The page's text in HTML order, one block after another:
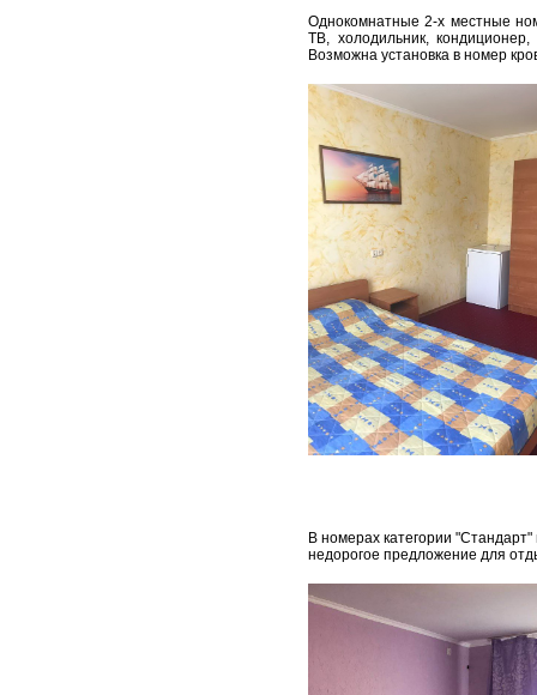
Однокомнатные 2-х местные
ТВ, холодильник,
Возможна установка в номер
В номерах категории
недорогое предложение для